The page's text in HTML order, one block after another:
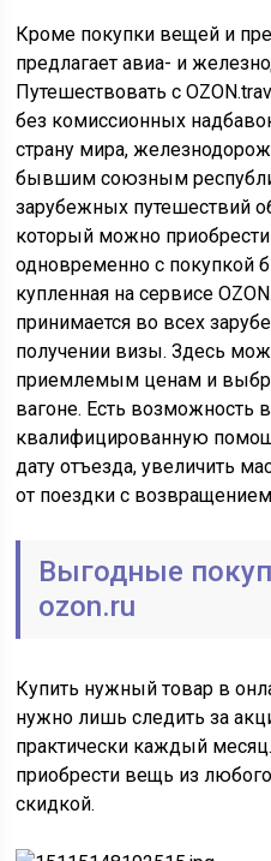
Кроме покупки вещей и
предлагает авиа- и
Путешествовать с
без комиссионных
страну мира,
бывшим союзным
зарубежных путешествий
который можно
одновременно с покупкой
купленная на сервисе
принимается во всех
получении визы. Здесь
приемлемым ценам и
вагоне. Есть возможность
квалифицированную
дату отъезда, увеличить
от поездки с
Выгодные
ozon.ru
Купить нужный товар в
нужно лишь следить за
практически каждый
приобрести вещь из
скидкой.